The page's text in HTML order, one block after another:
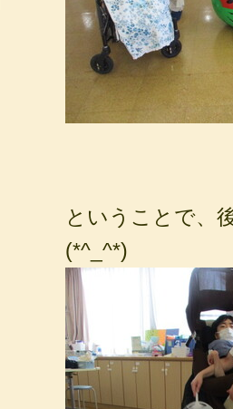
ということで、
(*^_^*)